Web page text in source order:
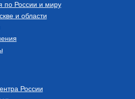
России и миру
и области
России